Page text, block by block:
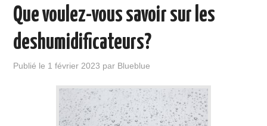
Que voulez-vous savoir sur les
deshumidificateurs?
Publié le 1 février 2023 par Blueblue